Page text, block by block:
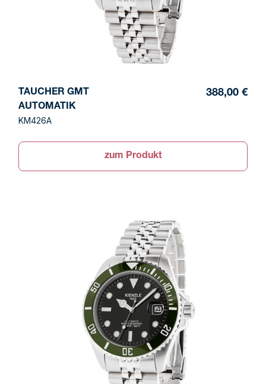
TAUCHER GMT
AUTOMATIK
KM426A
388,00 €
zum Produkt